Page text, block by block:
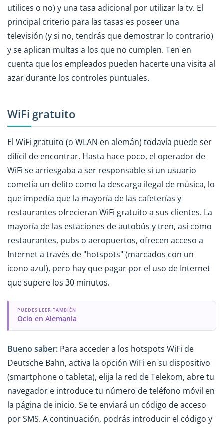
utilices o no) y una tasa adicional por utilizar la tv. El
principal criterio para las tasas es poseer una
televisión (y si no, tendrás que demostrar lo contrario)
y se aplican multas a los que no cumplen. Ten en
cuenta que los empleados pueden hacerte una visita al
azar durante los controles puntuales.
WiFi gratuito
El WiFi gratuito (o WLAN en alemán) todavía puede ser
difícil de encontrar. Hasta hace poco, el operador de
WiFi se arriesgaba a ser responsable si un usuario
cometía un delito como la descarga ilegal de música, lo
que impedía que la mayoría de las cafeterías y
restaurantes ofrecieran WiFi gratuito a sus clientes. La
mayoría de las estaciones de autobús y tren, así como
restaurantes, pubs o aeropuertos, ofrecen acceso a
Internet a través de "hotspots" (marcados con un
icono azul), pero hay que pagar por el uso de Internet
que supere los 30 minutos.
PUEDES LEER TAMBIÉN
Ocio en Alemania
Bueno saber: Para acceder a los hotspots WiFi de
Deutsche Bahn, activa la opción WiFi en su dispositivo
(smartphone o tableta), elija la red de Telekom, abre tu
navegador e introduce tu número de teléfono móvil en
la página de inicio. Se te enviará un código de acceso
por SMS. A continuación, podrás introducir el código y